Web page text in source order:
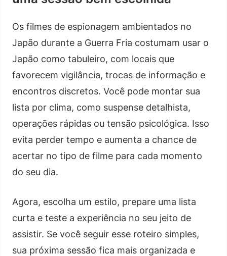
Os filmes de espionagem ambientados no
Japão durante a Guerra Fria costumam usar o
Japão como tabuleiro, com locais que
favorecem vigilância, trocas de informação e
encontros discretos. Você pode montar sua
lista por clima, como suspense detalhista,
operações rápidas ou tensão psicológica. Isso
evita perder tempo e aumenta a chance de
acertar no tipo de filme para cada momento
do seu dia.
Agora, escolha um estilo, prepare uma lista
curta e teste a experiência no seu jeito de
assistir. Se você seguir esse roteiro simples,
sua próxima sessão fica mais organizada e